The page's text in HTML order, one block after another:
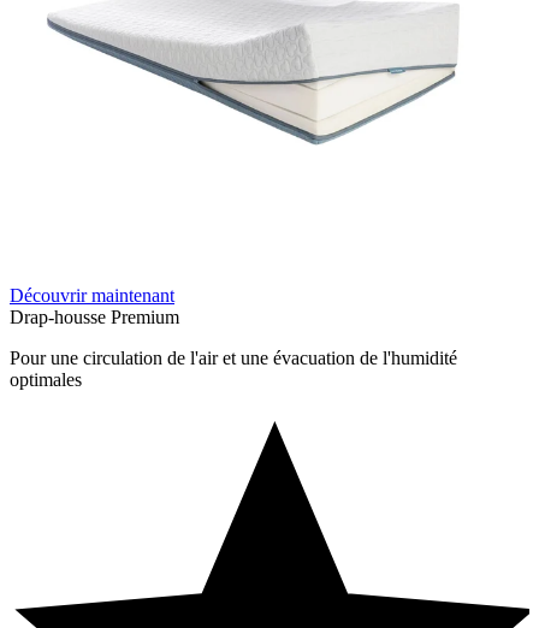
Découvrir maintenant
Drap-housse Premium
Pour une circulation de l'air et une évacuation de l'humidité
optimales